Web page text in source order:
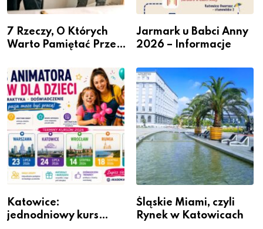
7 Rzeczy, O Których
Warto Pamiętać Przed
Jarmark u Babci Anny
2026 – Informacje
Katowice:
jednodniowy kurs
Śląskie Miami, czyli
Rynek w Katowicach